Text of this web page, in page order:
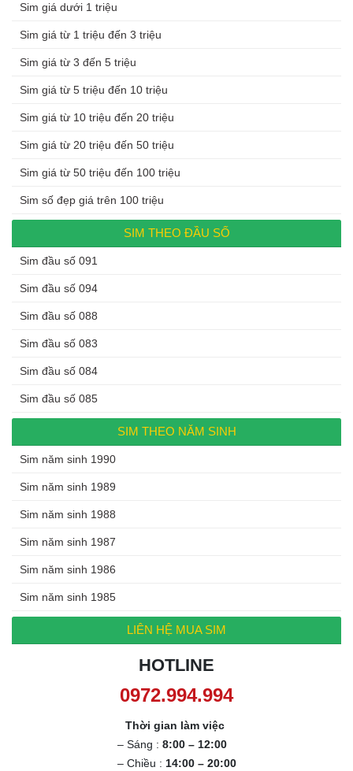
Sim giá dưới 1 triệu
Sim giá từ 1 triệu đến 3 triệu
Sim giá từ 3 đến 5 triệu
Sim giá từ 5 triệu đến 10 triệu
Sim giá từ 10 triệu đến 20 triệu
Sim giá từ 20 triệu đến 50 triệu
Sim giá từ 50 triệu đến 100 triệu
Sim số đẹp giá trên 100 triệu
SIM THEO ĐẦU SỐ
Sim đầu số 091
Sim đầu số 094
Sim đầu số 088
Sim đầu số 083
Sim đầu số 084
Sim đầu số 085
SIM THEO NĂM SINH
Sim năm sinh 1990
Sim năm sinh 1989
Sim năm sinh 1988
Sim năm sinh 1987
Sim năm sinh 1986
Sim năm sinh 1985
LIÊN HỆ MUA SIM
HOTLINE
0972.994.994
Thời gian làm việc
– Sáng : 8:00 – 12:00
– Chiều : 14:00 – 20:00